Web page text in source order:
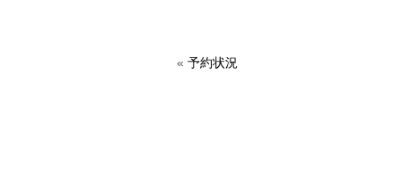
« 予約状況